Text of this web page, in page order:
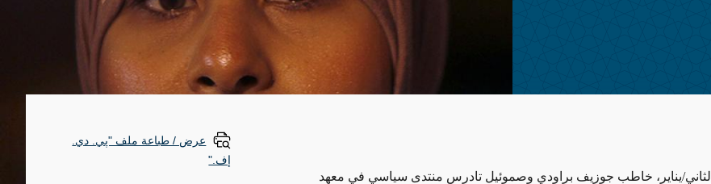
الثاني/يناير، خاطب جوزيف براودي وصموئيل تادرس منتدى سياسي في معهد
عرض / طباعة ملف "پي. دي.
إف."